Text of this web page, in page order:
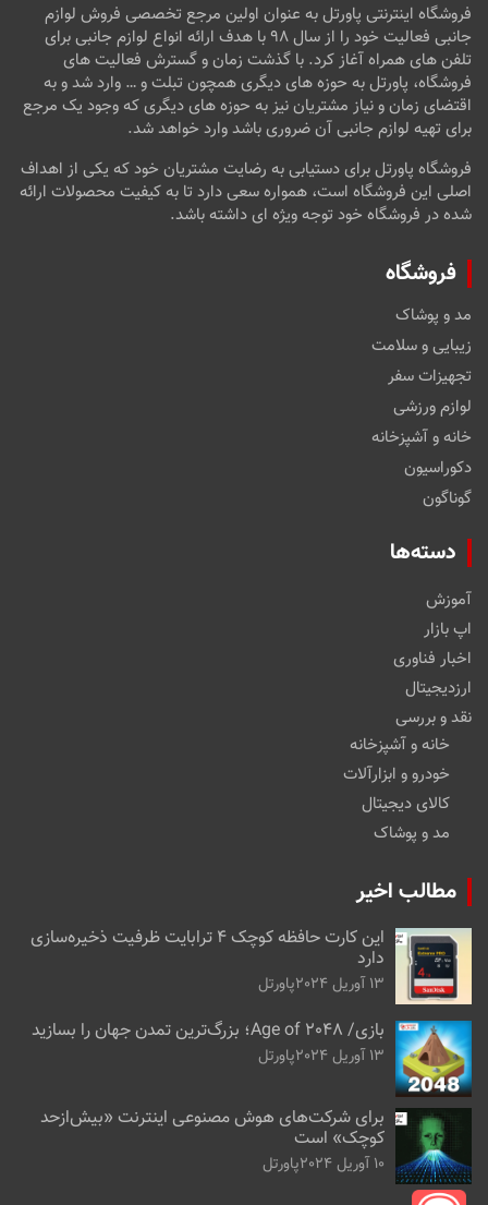
فروشگاه اینترنتی پاورتل به عنوان اولین مرجع تخصصی فروش لوازم
جانبی فعالیت خود را از سال ۹۸ با هدف ارائه انواع لوازم جانبی برای
تلفن های همراه آغاز کرد. با گذشت زمان و گسترش فعالیت های
فروشگاه، پاورتل به حوزه های دیگری همچون تبلت و … وارد شد و به
اقتضای زمان و نیاز مشتریان نیز به حوزه های دیگری که وجود یک مرجع
برای تهیه لوازم جانبی آن ضروری باشد وارد خواهد شد.
فروشگاه پاورتل برای دستیابی به رضایت مشتریان خود که یکی از اهداف
اصلی این فروشگاه است، همواره سعی دارد تا به کیفیت محصولات ارائه
شده در فروشگاه خود توجه ویژه ای داشته باشد.
فروشگاه
مد و پوشاک
زیبایی و سلامت
تجهیزات سفر
لوازم ورزشی
خانه و آشپزخانه
دکوراسیون
گوناگون
دسته‌ها
آموزش
اپ بازار
اخبار فناوری
ارزدیجیتال
نقد و بررسی
خانه و آشپزخانه
خودرو و ابزارآلات
کالای دیجیتال
مد و پوشاک
مطالب اخیر
این کارت حافظه کوچک ۴ ترابایت ظرفیت ذخیره‌سازی
دارد
13 آوریل 2024 پاورتل
بازی/ Age of 2048؛ بزرگ‌ترین تمدن جهان را بسازید
13 آوریل 2024 پاورتل
برای شرکت‌های هوش مصنوعی اینترنت «بیش‌از‌حد
کوچک» است
10 آوریل 2024 پاورتل